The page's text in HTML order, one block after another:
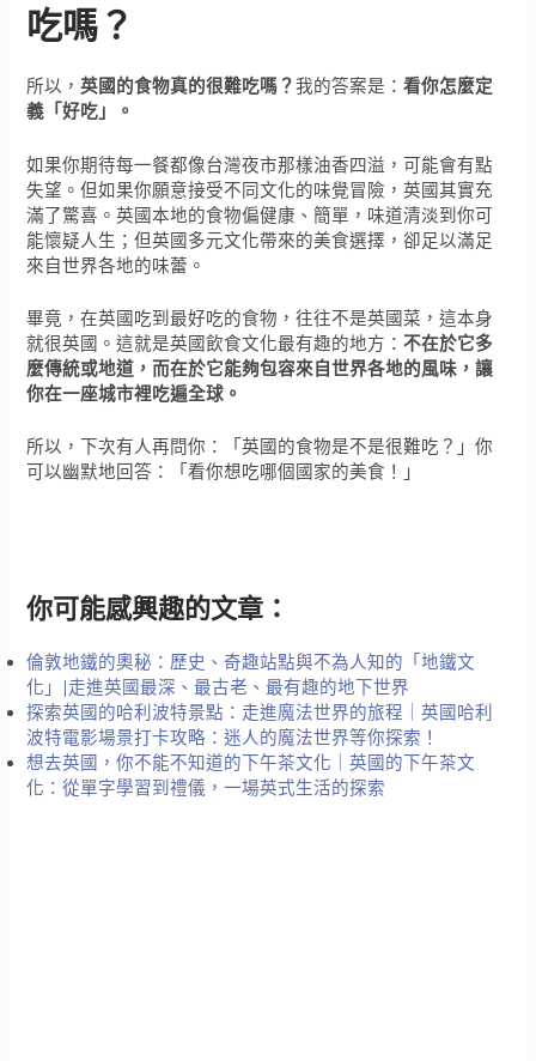
吃嗎？
所以，英國的食物真的很難吃嗎？我的答案是：看你怎麼定
義「好吃」。
如果你期待每一餐都像台灣夜市那樣油香四溢，可能會有點
失望。但如果你願意接受不同文化的味覺冒險，英國其實充
滿了驚喜。英國本地的食物偏健康、簡單，味道清淡到你可
能懷疑人生；但英國多元文化帶來的美食選擇，卻足以滿足
來自世界各地的味蕾。
畢竟，在英國吃到最好吃的食物，往往不是英國菜，這本身
就很英國。這就是英國飲食文化最有趣的地方：不在於它多
麼傳統或地道，而在於它能夠包容來自世界各地的風味，讓
你在一座城市裡吃遍全球。
所以，下次有人再問你：「英國的食物是不是很難吃？」你
可以幽默地回答：「看你想吃哪個國家的美食！」
你可能感興趣的文章：
倫敦地鐵的奧秘：歷史、奇趣站點與不為人知的「地鐵文
化」|走進英國最深、最古老、最有趣的地下世界
探索英國的哈利波特景點：走進魔法世界的旅程｜英國哈利
波特電影場景打卡攻略：迷人的魔法世界等你探索！
想去英國，你不能不知道的下午茶文化｜英國的下午茶文
化：從單字學習到禮儀，一場英式生活的探索